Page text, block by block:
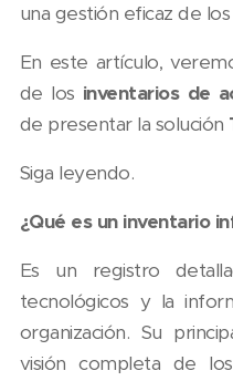
una gestión eficaz de
En este artículo,
de los inventarios de
de presentar la solución
Siga leyendo.
¿Qué es un inventario
Es un registro
tecnológicos y la
organización. Su
visión completa de